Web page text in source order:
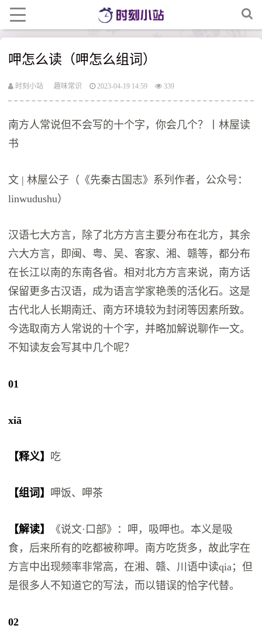
呷怎么读（呷怎么组词）
时刻小站 趣味常识 2023-04-19 14:59 339
南方人常说但不会写的十个字，你会几个？丨林屋读
书
文 | 林屋公子（《先秦古国志》系列作者，公众号：
linwudushu）
汉语七大方言，除了北方方言主要分布在北方，其余
六大方言，即闽、粤、吴、客家、湘、赣等，都分布
在长江以南的东南各省。相对北方方言来说，南方话
保留更多古汉语，成为语言学家艳羡的活化石。这是
古代北人长期南迁、南方环境较为封闭等因素所致。
今选取南方人常说的十个字，并略加解说聊作一文。
不知读友会写其中几个呢？
01
xiā
【释义】 吃
【组词】 呷饭、呷茶
【解读】
《说文·口部》：呷，吸呷也。本义是吸
食，后来所有的吃都被称呷。南方吃货多，故此字在
方言中出现频率非常高，在湘、赣、川语中读qia；但
是很多人不知道它的写法，而以错误的恰字代替。
02